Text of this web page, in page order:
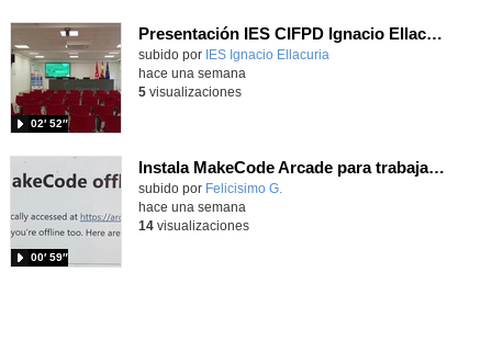
Presentación IES CIFPD Ignacio Ellacuría
Contenido educativo.
subido por IES Ignacio Ellacuria
02′ 52″
hace una semana
5visualizaciones
Instala MakeCode Arcade para trabajar offline en tu tablet, ordenador, Chromebook
Contenido educativo.
subido por Felicisimo G.
00′ 59″
hace una semana
14visualizaciones